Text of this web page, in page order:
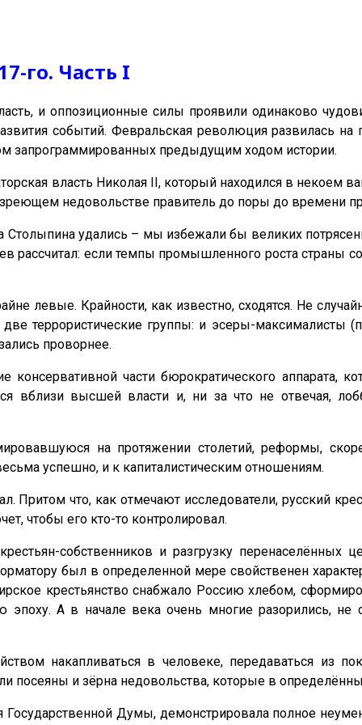
го. Часть I
и оппозиционные силы проявили одинаково
событий. Февральская революция развилась на
запрограммированных предыдущим ходом истории.
власть Николая
, который находился в некоем
недовольстве правитель до поры до времени
удались – мы избежали бы великих
рассчитал: если темпы промышленного роста страны
левые. Крайности, как известно, сходятся. Не
террористические группы: и эсеры-максималисты
проворнее.
части бюрократического аппарата,
вблизи высшей власти и, ни за что не отвечая,
на протяжении столетий, реформы,
успешно, и к капиталистическим отношениям.
Притом что, как отмечают исследователи, русский
чтобы его кто-то контролировал.
собственников и разгрузку
был в определенной мере свойственен
крестьянство снабжало Россию хлебом,
А в начале века очень многие разорились, не
накапливаться в человеке, передаваться из
и зёрна недовольства, которые в
Думы, демонстрировала полное